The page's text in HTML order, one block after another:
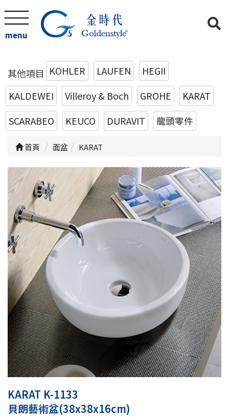
menu
其他項目 KOHLER LAUFEN
HEGII
KALDEWEI
Villeroy & Boch GROHE
KARAT
SCARABEO
KEUCO DURAVIT 龍頭零件
首頁 面盆 KARAT
KARAT K-1133
貝朗藝術盆(38x38x16cm)